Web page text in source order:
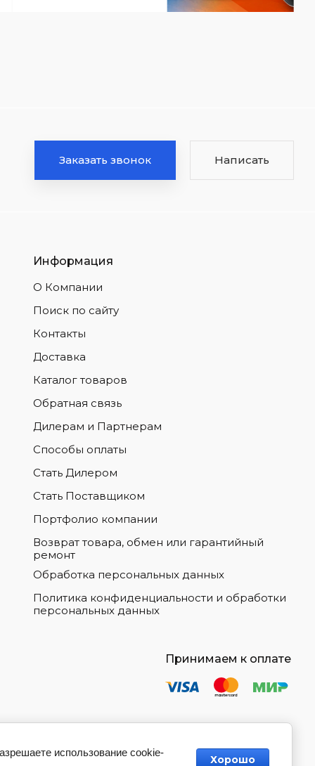
Заказать звонок Написать
Информация
О Компании
Поиск по сайту
Контакты
Доставка
Каталог товаров
Обратная связь
Дилерам и Партнерам
Способы оплаты
Стать Дилером
Стать Поставщиком
Портфолио компании
Возврат товара, обмен или гарантийный
ремонт
Обработка персональных данных
Политика конфиденциальности и обработки
персональных данных
Принимаем к оплате
использование cookie-
Хорошо